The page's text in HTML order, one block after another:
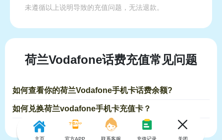
未遵循以上说明导致的充值问题，无法退款。
荷兰Vodafone话费充值常见问题
如何查看你的荷兰Vodafone手机卡话费余额?
如何兑换荷兰vodafone手机卡充值卡？
主页 官方APP 联系客服 充值记录 关闭